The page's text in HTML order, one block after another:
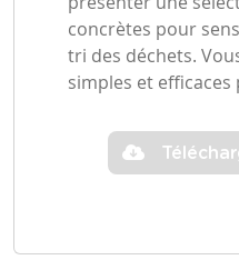
concrètes pour
tri des déchets.
simples et